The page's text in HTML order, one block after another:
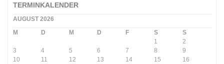
TERMINKALENDER
AUGUST 2026
M
D M D F S
S
1
2
3
4 5 6 7 8
9
10
11 12 13 14 15
16